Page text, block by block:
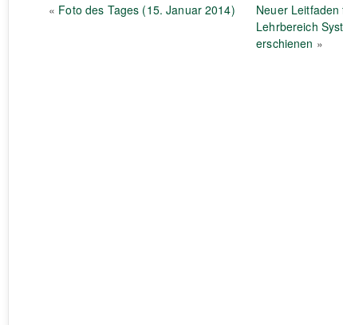
Neuer
Lehrbereich
erschienen »
« Foto des Tages (15. Januar 2014)